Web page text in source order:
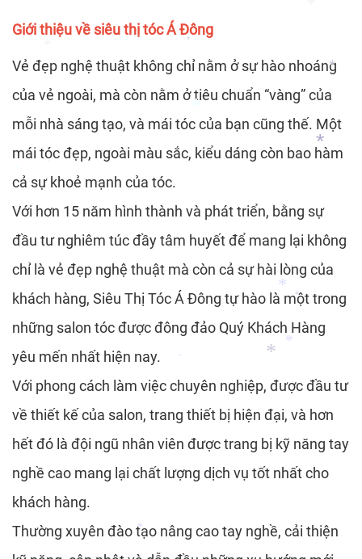
*
*
*
*
*
*
*
*
*
*
*
Giới thiệu về siêu thị tóc Á Đông
Vẻ đẹp nghệ thuật không chỉ nằm ở sự hào nhoáng
của vẻ ngoài, mà còn nằm ở tiêu chuẩn “vàng” của
mỗi nhà sáng tạo, và mái tóc của bạn cũng thế. Một
mái tóc đẹp, ngoài màu sắc, kiểu dáng còn bao hàm
cả sự khoẻ mạnh của tóc.
Với hơn 15 năm hình thành và phát triển, bằng sự
đầu tư nghiêm túc đầy tâm huyết để mang lại không
chỉ là vẻ đẹp nghệ thuật mà còn cả sự hài lòng của
khách hàng, Siêu Thị Tóc Á Đông tự hào là một trong
những salon tóc được đông đảo Quý Khách Hàng
yêu mến nhất hiện nay.
Với phong cách làm việc chuyên nghiệp, được đầu tư
về thiết kế của salon, trang thiết bị hiện đại, và hơn
hết đó là đội ngũ nhân viên được trang bị kỹ năng tay
nghề cao mang lại chất lượng dịch vụ tốt nhất cho
khách hàng.
Thường xuyên đào tạo nâng cao tay nghề, cải thiện